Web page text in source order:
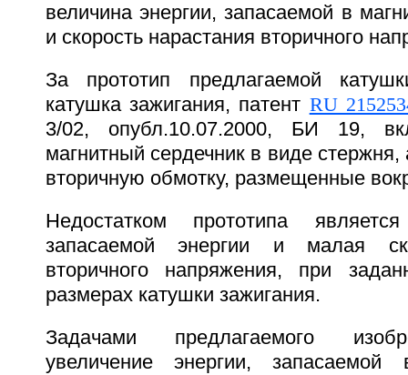
величина энергии, запасаемой в
и скорость нарастания вторичного
За прототип предлагаемой
катушка зажигания, патент RU
3/02, опубл.10.07.2000, БИ 19,
магнитный сердечник в виде
вторичную обмотку, размещенные
Недостатком прототипа
запасаемой энергии и малая
вторичного напряжения, при
размерах катушки зажигания.
Задачами предлагаемого
увеличение энергии,